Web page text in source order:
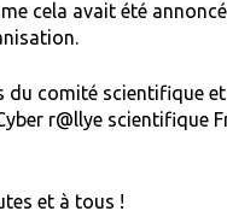
cela avait été
du comité scientifique
r@llye scientifique
et à tous !